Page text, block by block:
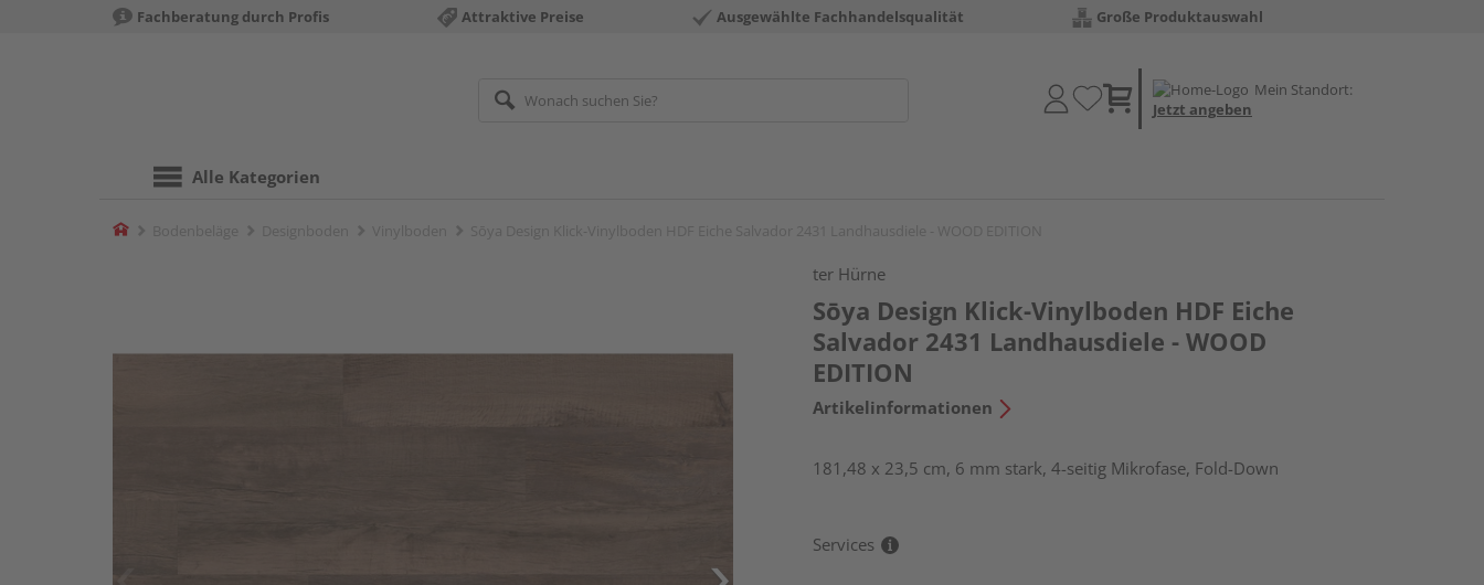
Fachberatung durch Profis Attraktive Preise Ausgewählte Fachhandelsqualität Große Produktauswahl
Mein Standort:
Jetzt angeben
Alle Kategorien
Home
ter Hürne
Sōya Design Klick-Vinylboden HDF Eiche
Salvador 2431 Landhausdiele - WOOD
EDITION
Artikelinformationen
181,48 x 23,5 cm, 6 mm stark, 4-seitig Mikrofase, Fold-Down
Services